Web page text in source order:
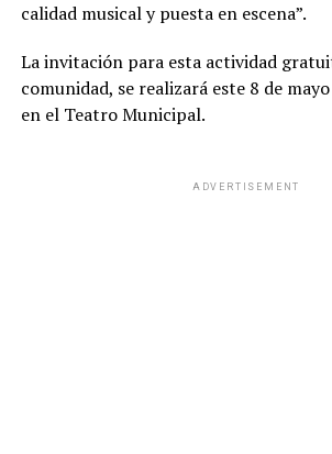
calidad musical y puesta en escena”.
La invitación para esta actividad
comunidad, se realizará este 8 de
en el Teatro Municipal.
ADVERTISEMENT